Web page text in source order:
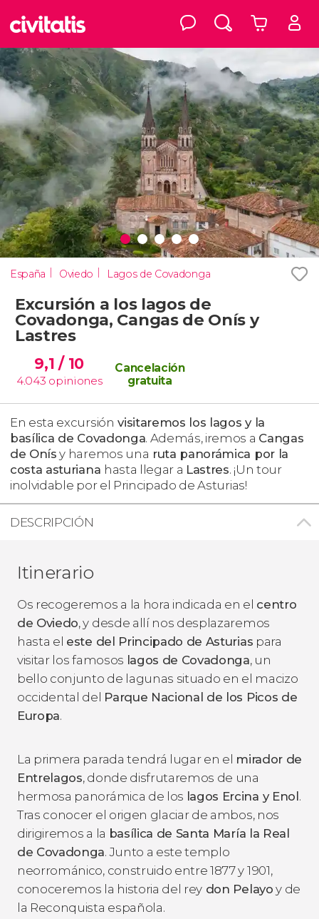
España Oviedo Lagos de Covadonga
Excursión a los lagos de
Covadonga, Cangas de Onís y
Lastres
9,1/ 10
4.043 opiniones
Cancelación
gratuita
En esta excursión visitaremos los lagos y la
basílica de Covadonga. Además, iremos a Cangas
de Onís y haremos una ruta panorámica por la
costa asturiana hasta llegar a Lastres. ¡Un tour
inolvidable por el Principado de Asturias!
DESCRIPCIÓN
Itinerario
Os recogeremos a la hora indicada en el centro
de Oviedo, y desde allí nos desplazaremos
hasta el este del Principado de Asturias para
visitar los famosos lagos de Covadonga, un
bello conjunto de lagunas situado en el macizo
occidental del Parque Nacional de los Picos de
Europa.
La primera parada tendrá lugar en el mirador de
Entrelagos, donde disfrutaremos de una
hermosa panorámica de los lagos Ercina y Enol.
Tras conocer el origen glaciar de ambos, nos
dirigiremos a la basílica de Santa María la Real
de Covadonga. Junto a este templo
neorrománico, construido entre 1877 y 1901,
conoceremos la historia del rey don Pelayo y de
la Reconquista española.